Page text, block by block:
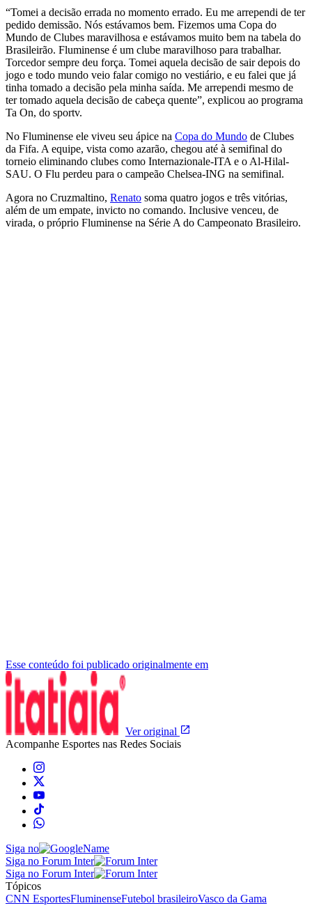
“Tomei a decisão errada no momento errado. Eu me arrependi de ter
pedido demissão. Nós estávamos bem. Fizemos uma Copa do
Mundo de Clubes maravilhosa e estávamos muito bem na tabela do
Brasileirão. Fluminense é um clube maravilhoso para trabalhar.
Torcedor sempre deu força. Tomei aquela decisão de sair depois do
jogo e todo mundo veio falar comigo no vestiário, e eu falei que já
tinha tomado a decisão pela minha saída. Me arrependi mesmo de
ter tomado aquela decisão de cabeça quente”, explicou ao programa
Ta On, do sportv.
No Fluminense ele viveu seu ápice na Copa do Mundo de Clubes
da Fifa. A equipe, vista como azarão, chegou até à semifinal do
torneio eliminando clubes como Internazionale-ITA e o Al-Hilal-
SAU. O Flu perdeu para o campeão Chelsea-ING na semifinal.
Agora no Cruzmaltino, Renato soma quatro jogos e três vitórias,
além de um empate, invicto no comando. Inclusive venceu, de
virada, o próprio Fluminense na Série A do Campeonato Brasileiro.
Esse conteúdo foi publicado originalmente em
Ver original
Acompanhe Esportes nas Redes Sociais
Siga no
Siga no Forum Inter
Siga no Forum Inter
Tópicos
CNN EsportesFluminenseFutebol brasileiroVasco da Gama